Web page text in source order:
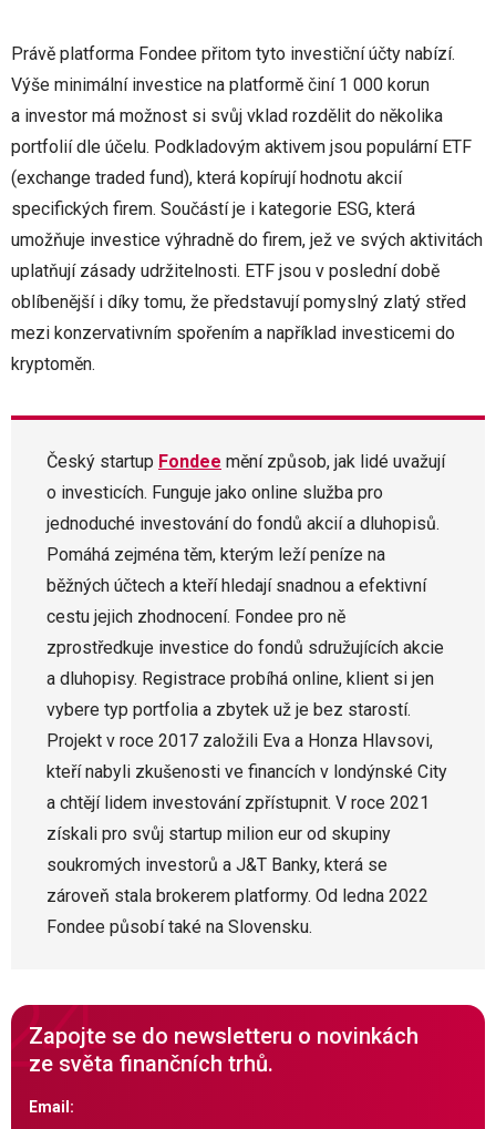
Právě platforma Fondee přitom tyto investiční účty nabízí.
Výše minimální investice na platformě činí 1 000 korun
a investor má možnost si svůj vklad rozdělit do několika
portfolií dle účelu. Podkladovým aktivem jsou populární ETF
(exchange traded fund), která kopírují hodnotu akcií
specifických firem. Součástí je i kategorie ESG, která
umožňuje investice výhradně do firem, jež ve svých aktivitách
uplatňují zásady udržitelnosti. ETF jsou v poslední době
oblíbenější i díky tomu, že představují pomyslný zlatý střed
mezi konzervativním spořením a například investicemi do
kryptoměn.
Český startup Fondee mění způsob, jak lidé uvažují
o investicích. Funguje jako online služba pro
jednoduché investování do fondů akcií a dluhopisů.
Pomáhá zejména těm, kterým leží peníze na
běžných účtech a kteří hledají snadnou a efektivní
cestu jejich zhodnocení. Fondee pro ně
zprostředkuje investice do fondů sdružujících akcie
a dluhopisy. Registrace probíhá online, klient si jen
vybere typ portfolia a zbytek už je bez starostí.
Projekt v roce 2017 založili Eva a Honza Hlavsovi,
kteří nabyli zkušenosti ve financích v londýnské City
a chtějí lidem investování zpřístupnit. V roce 2021
získali pro svůj startup milion eur od skupiny
soukromých investorů a J&T Banky, která se
zároveň stala brokerem platformy. Od ledna 2022
Fondee působí také na Slovensku.
Zapojte se do newsletteru o novinkách
ze světa finančních trhů.
Email: